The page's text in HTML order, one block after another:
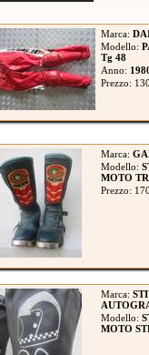
Marca:
Modello:
Tg 48
Anno:
Prezzo:
Marca:
Modello:
MOTO
Prezzo:
Marca:
Modello:
MOTO